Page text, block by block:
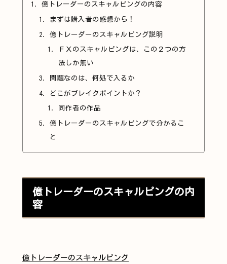
億トレーダーのスキャルピングの内容
まずは購入者の感想から！
億トレーダーのスキャルピング説明
ＦＸのスキャルピングは、この２つの方
法しか無い
問題なのは、何処で入るか
どこがブレイクポイントか？
同作者の作品
億トレーダーのスキャルピングで分かるこ
と
億トレーダーのスキャルピングの内
容
億トレーダーのスキャルピング